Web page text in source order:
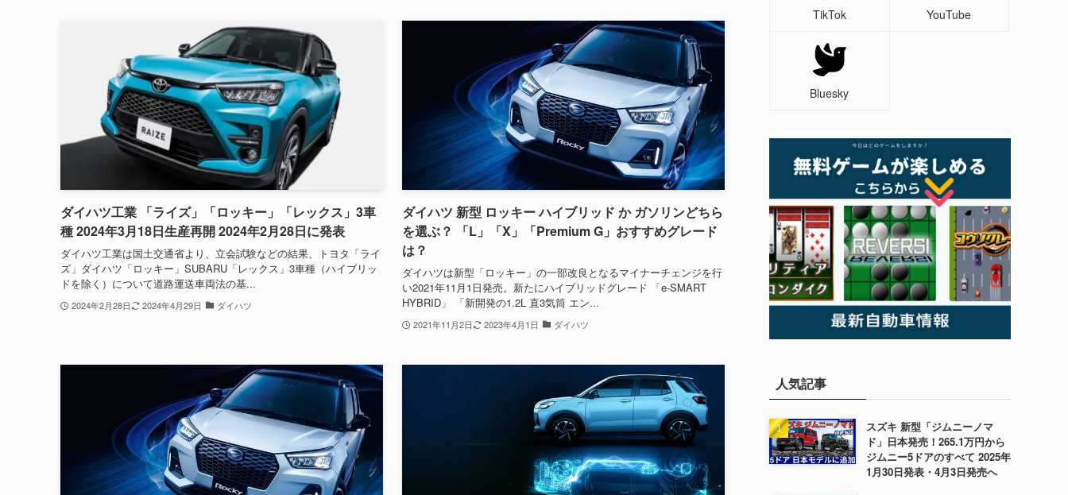
ダイハツ工業 「ライズ」「ロッキー」「レックス」3車
種 2024年3月18日生産再開 2024年2月28日に発表
ダイハツ工業は国土交通省より、立会試験などの結果、トヨタ「ライ
ズ」ダイハツ「ロッキー」SUBARU「レックス」3車種（ハイブリッ
ドを除く）について道路運送車両法の基...
2024年2月28日 2024年4月29日 ダイハツ
ダイハツ 新型 ロッキー ハイブリッド か ガソリンどちら
を選ぶ？ 「L」「X」「Premium G」おすすめグレード
は？
ダイハツは新型「ロッキー」の一部改良となるマイナーチェンジを行
い2021年11月1日発売。新たにハイブリッドグレード 「e-SMART
HYBRID」 「新開発の1.2L 直3気筒 エン...
2021年11月2日 2023年4月1日 ダイハツ
TikTok YouTube
Bluesky
人気記事
スズキ 新型「ジムニーノマ
ド」日本発売！265.1万円から
ジムニー5ドアのすべて 2025年
1月30日発表・4月3日発売へ